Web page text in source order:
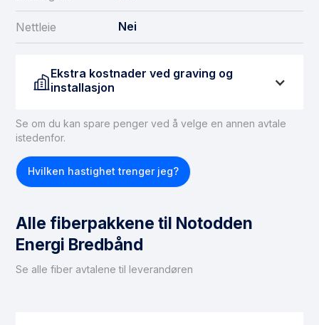
Nettleie Nei
Ekstra kostnader ved graving og
installasjon
Se om du kan spare penger ved å velge en annen avtale
istedenfor.
Hvilken hastighet trenger jeg?
Alle fiberpakkene til Notodden
Energi Bredbånd
Se alle fiber avtalene til leverandøren